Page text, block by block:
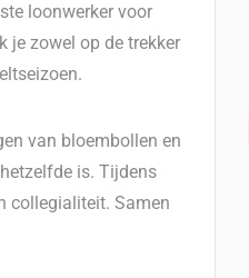
loonwerker voor
je zowel op de trekker
van bloembollen en
is. Tijdens
collegialiteit. Samen